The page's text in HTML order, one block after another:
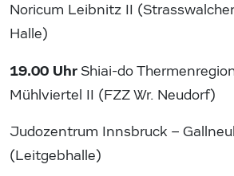
Noricum Leibnitz II
Halle)
19.00 Uhr Shiai-do
Mühlviertel II (FZZ Wr. Neudorf)
Judozentrum Innsbruck –
(Leitgebhalle)